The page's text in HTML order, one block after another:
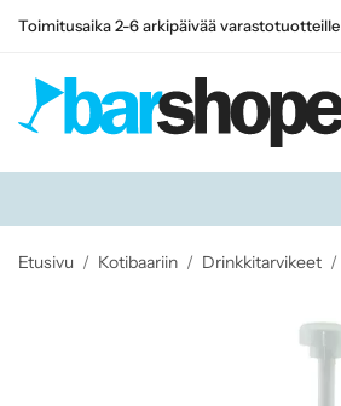
Toimitusaika 2-6 arkipäivää varastotuotteille
Etusivu / Kotibaariin / Drinkkitarvikeet /